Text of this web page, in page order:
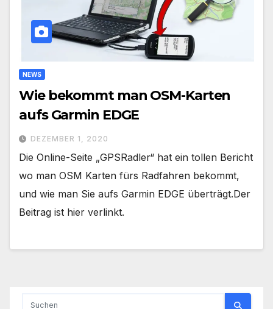
NEWS
Wie bekommt man OSM-Karten
aufs Garmin EDGE
DEZEMBER 1, 2020
Die Online-Seite „GPSRadler“ hat ein tollen Bericht
wo man OSM Karten fürs Radfahren bekommt,
und wie man Sie aufs Garmin EDGE überträgt.Der
Beitrag ist hier verlinkt.